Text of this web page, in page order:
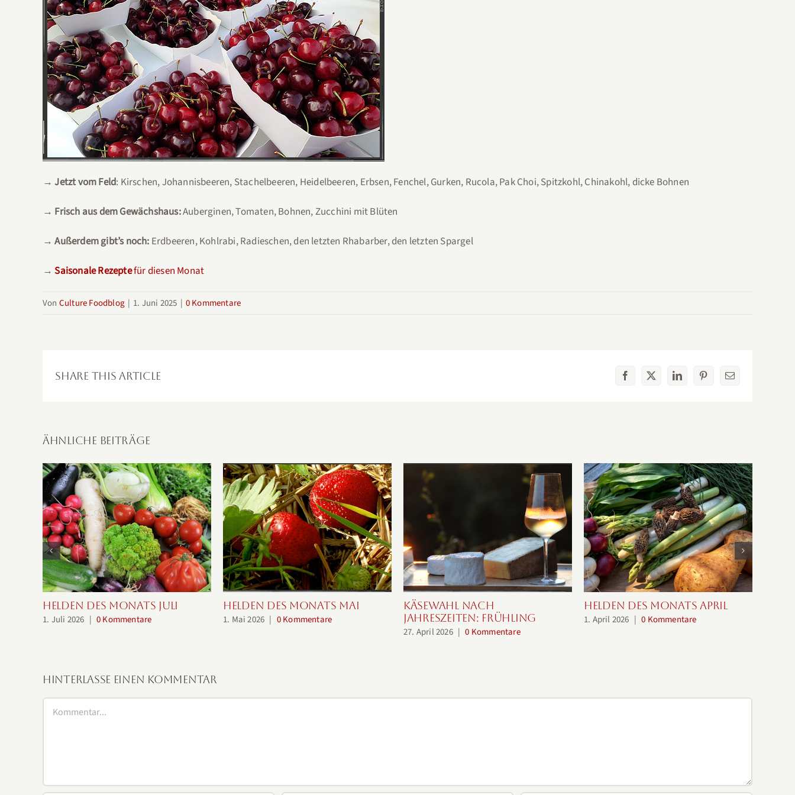
→ Jetzt vom Feld: Kirschen, Johannisbeeren, Stachelbeeren, Heidelbeeren, Erbsen, Fenchel, Gurken, Rucola, Pak Choi, Spitzkohl, Chinakohl, dicke Bohnen
→ Frisch aus dem Gewächshaus:Auberginen, Tomaten, Bohnen, Zucchini mit Blüten
→ Außerdem gibt’s noch: Erdbeeren, Kohlrabi, Radieschen, den letzten Rhabarber, den letzten Spargel
→Saisonale Rezeptefür diesen Monat
Von Culture Foodblog | 1. Juni 2025 | 0 Kommentare
Share This Article Facebook
X LinkedInPinterest
E-
Ähnliche Beiträge
Helden des Monats Juli
1. Juli 2026 | 0 Kommentare
Helden des Monats Mai
1. Mai 2026 | 0 Kommentare
Käsewahl nach
Jahreszeiten: Frühling
27. April 2026 | 0 Kommentare
Helden des Monats April
1. April 2026 | 0 Kommentare
Hinterlasse einen Kommentar
Kommentar